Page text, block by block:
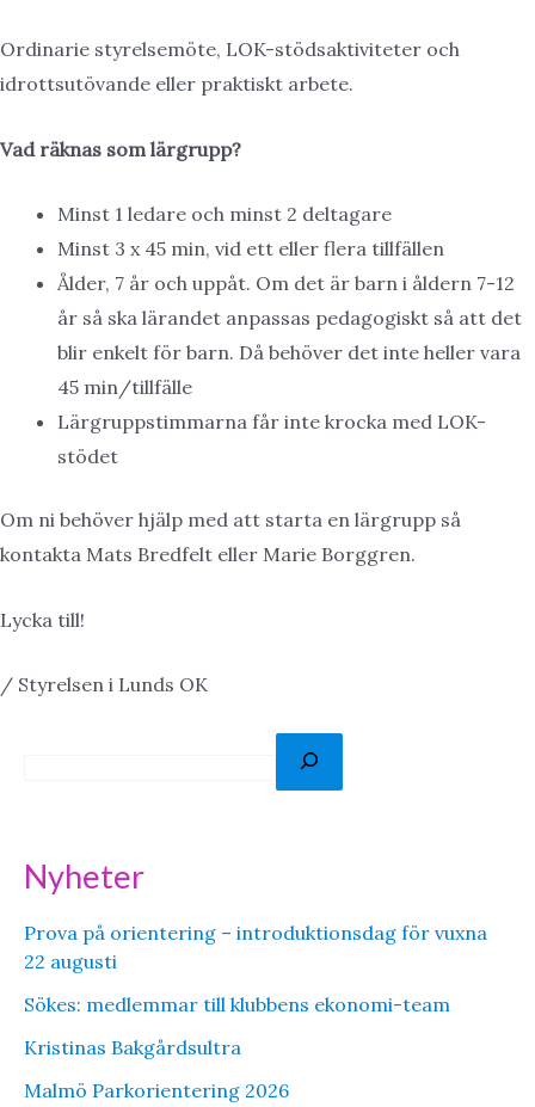
Ordinarie styrelsemöte, LOK-stödsaktiviteter och
idrottsutövande eller praktiskt arbete.
Vad räknas som lärgrupp?
Minst 1 ledare och minst 2 deltagare
Minst 3 x 45 min, vid ett eller flera tillfällen
Ålder, 7 år och uppåt. Om det är barn i åldern 7-12
år så ska lärandet anpassas pedagogiskt så att det
blir enkelt för barn. Då behöver det inte heller vara
45 min/tillfälle
Lärgruppstimmarna får inte krocka med LOK-
stödet
Om ni behöver hjälp med att starta en lärgrupp så
kontakta Mats Bredfelt eller Marie Borggren.
Lycka till!
/ Styrelsen i Lunds OK
Nyheter
Prova på orientering – introduktionsdag för vuxna
22 augusti
Sökes: medlemmar till klubbens ekonomi-team
Kristinas Bakgårdsultra
Malmö Parkorientering 2026